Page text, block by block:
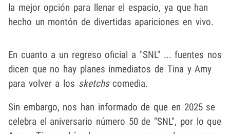
la mejor opción para llenar el espacio, ya que han
hecho un montón de divertidas apariciones en vivo.
En cuanto a un regreso oficial a "SNL" ... fuentes nos
dicen que no hay planes inmediatos de Tina y Amy
para volver a los sketchs comedia.
Sin embargo, nos han informado de que en 2025 se
celebra el aniversario número 50 de "SNL", por lo que